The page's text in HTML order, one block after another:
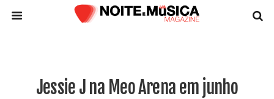
Jessie J na Meo Arena em junho